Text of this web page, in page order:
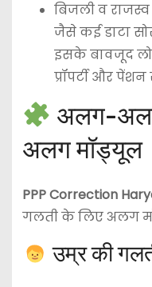
बिजली व
जैसे कई डाटा
इसके बावजूद
प्रॉपर्टी और
अलग-
अलग मॉड्यूल
PPP Correction
गलती के लिए अलग
उम्र की